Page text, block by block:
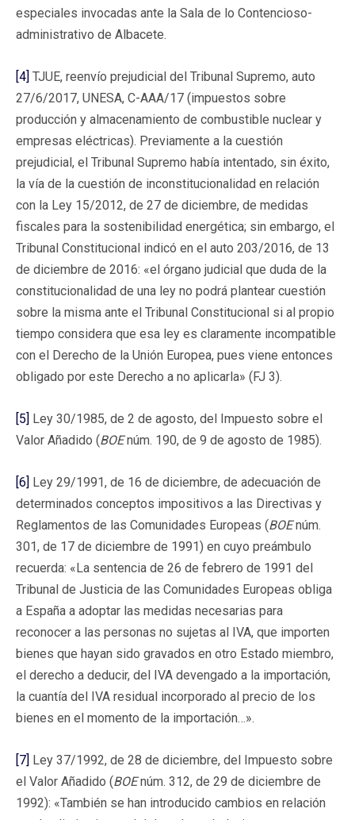
especiales invocadas ante la Sala de lo Contencioso-
administrativo de Albacete.
[4] TJUE, reenvío prejudicial del Tribunal Supremo, auto
27/6/2017, UNESA, C-AAA/17 (impuestos sobre
producción y almacenamiento de combustible nuclear y
empresas eléctricas). Previamente a la cuestión
prejudicial, el Tribunal Supremo había intentado, sin éxito,
la vía de la cuestión de inconstitucionalidad en relación
con la Ley 15/2012, de 27 de diciembre, de medidas
fiscales para la sostenibilidad energética; sin embargo, el
Tribunal Constitucional indicó en el auto 203/2016, de 13
de diciembre de 2016: «el órgano judicial que duda de la
constitucionalidad de una ley no podrá plantear cuestión
sobre la misma ante el Tribunal Constitucional si al propio
tiempo considera que esa ley es claramente incompatible
con el Derecho de la Unión Europea, pues viene entonces
obligado por este Derecho a no aplicarla» (FJ 3).
[5] Ley 30/1985, de 2 de agosto, del Impuesto sobre el
Valor Añadido (BOEnúm. 190, de 9 de agosto de 1985).
[6] Ley 29/1991, de 16 de diciembre, de adecuación de
determinados conceptos impositivos a las Directivas y
Reglamentos de las Comunidades Europeas (BOEnúm.
301, de 17 de diciembre de 1991) en cuyo preámbulo
recuerda: «La sentencia de 26 de febrero de 1991 del
Tribunal de Justicia de las Comunidades Europeas obliga
a España a adoptar las medidas necesarias para
reconocer a las personas no sujetas al IVA, que importen
bienes que hayan sido gravados en otro Estado miembro,
el derecho a deducir, del IVA devengado a la importación,
la cuantía del IVA residual incorporado al precio de los
bienes en el momento de la importación…».
[7] Ley 37/1992, de 28 de diciembre, del Impuesto sobre
el Valor Añadido (BOEnúm. 312, de 29 de diciembre de
1992): «También se han introducido cambios en relación